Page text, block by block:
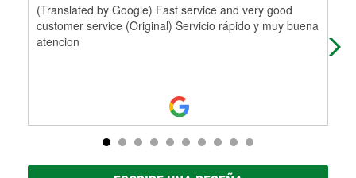
(Translated by Google) Fast service and very good
customer service (Original) Servicio rápido y muy buena
atencion